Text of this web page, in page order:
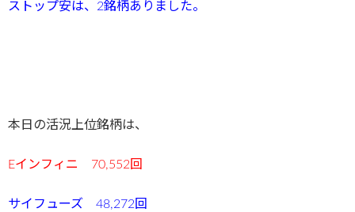
ストップ安は、2銘柄ありました。
本日の活況上位銘柄は、
Eインフィニ 70,552回
サイフューズ 48,272回